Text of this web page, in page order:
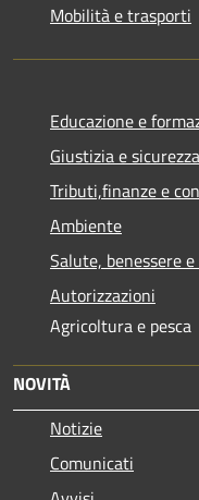
Mobilità e trasporti
Educazione e
Giustizia e
Tributi,finanze e
Ambiente
Salute, benessere
Autorizzazioni
Agricoltura e pesca
NOVITÀ
Notizie
Comunicati